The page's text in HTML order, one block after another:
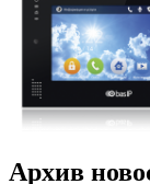
Архив